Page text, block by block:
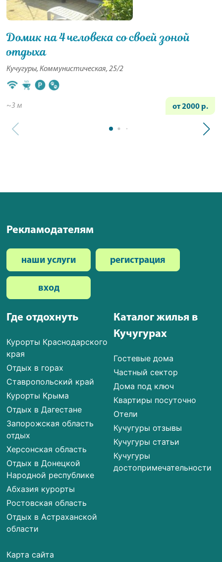
Домик на 4 человека со своей зоной
отдыха
Кучугуры, Коммунистическая, 25/2
~3 м от 2000 р.
Где отдохнуть
Курорты Краснодарского
края
Отдых в горах
Ставропольский край
Курорты Крыма
Отдых в Дагестане
Запорожская область
отдых
Херсонская область
Отдых в Донецкой
Народной республике
Абхазия курорты
Ростовская область
Отдых в Астраханской
области
Карта сайта
Каталог жилья в
Кучугурах
Гостевые дома
Частный сектор
Дома под ключ
Квартиры посуточно
Отели
Кучугуры отзывы
Кучугуры статьи
Кучугуры
достопримечательности
Рекламодателям
наши услуги регистрация
вход